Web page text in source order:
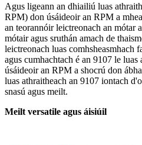
Agus ligeann an dhiailiú luas
RPM) don úsáideoir an RPM a
an teorannóir leictreonach an mótar
mótair agus sruthán amach de
leictreonach luas comhsheasmhach
agus cumhachtach é an 9107 le
úsáideoir an RPM a shocrú don
luas athraitheach an 9107 iontach
snasú agus meilt.
Meilt versatile agus áisiúil